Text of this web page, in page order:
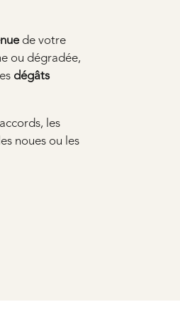
de votre
ou dégradée,
dégâts
les
noues ou les